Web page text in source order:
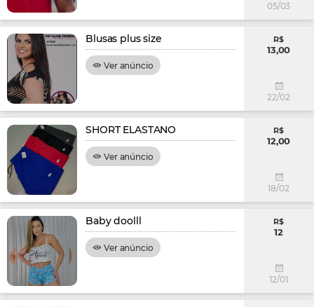
05/03
Blusas plus size
Ver anúncio
R$
13,00
22/02
SHORT ELASTANO
Ver anúncio
R$
12,00
18/02
Baby doolll
Ver anúncio
R$
12
12/01